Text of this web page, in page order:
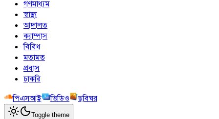
গণমাধ্যম
স্বাস্থ্য
আদালত
ক্যাম্পাস
বিবিধ
মতামত
প্রবাস
চাকরি
পিএসআই
ভিডিও ছবিঘর
Toggle theme